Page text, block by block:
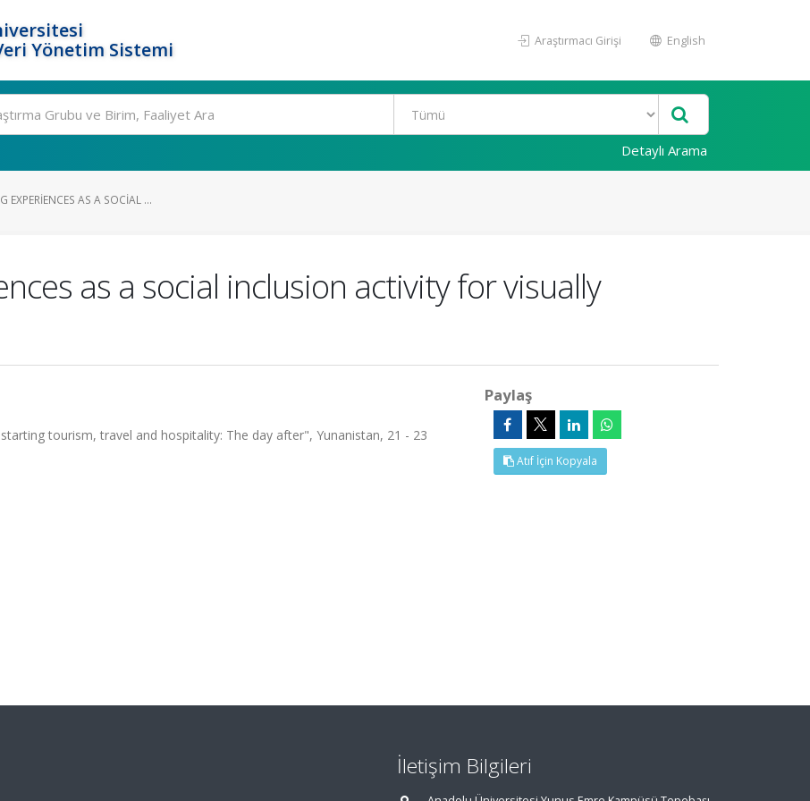
Yönetim Sistemi
Araştırmacı Girişi English
Detaylı Arama
EXPERIENCES AS A SOCIAL ...
as a social inclusion activity for visually
tourism, travel and hospitality: The day after", Yunanistan, 21 - 23
Paylaş
Atıf İçin Kopyala
İletişim Bilgileri